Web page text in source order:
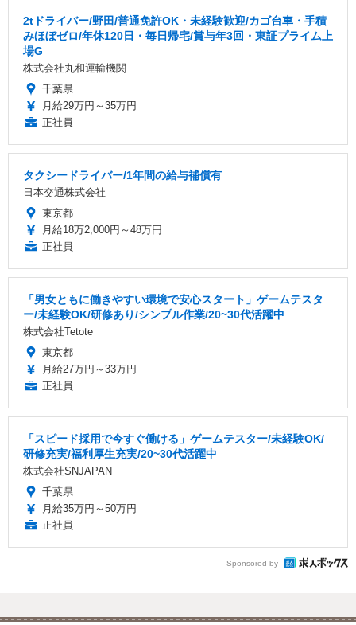
2tドライバー/野田/普通免許OK・未経験歓迎/カゴ台車・手積
みほぼゼロ/年休120日・毎日帰宅/賞与年3回・東証プライム上
場G
株式会社丸和運輸機関
千葉県
月給29万円～35万円
正社員
タクシードライバー/1年間の給与補償有
日本交通株式会社
東京都
月給18万2,000円～48万円
正社員
「男女ともに働きやすい環境で安心スタート」ゲームテスタ
ー/未経験OK/研修あり/シンプル作業/20~30代活躍中
株式会社Tetote
東京都
月給27万円～33万円
正社員
「スピード採用で今すぐ働ける」ゲームテスター/未経験OK/
研修充実/福利厚生充実/20~30代活躍中
株式会社SNJAPAN
千葉県
月給35万円～50万円
正社員
Sponsored by